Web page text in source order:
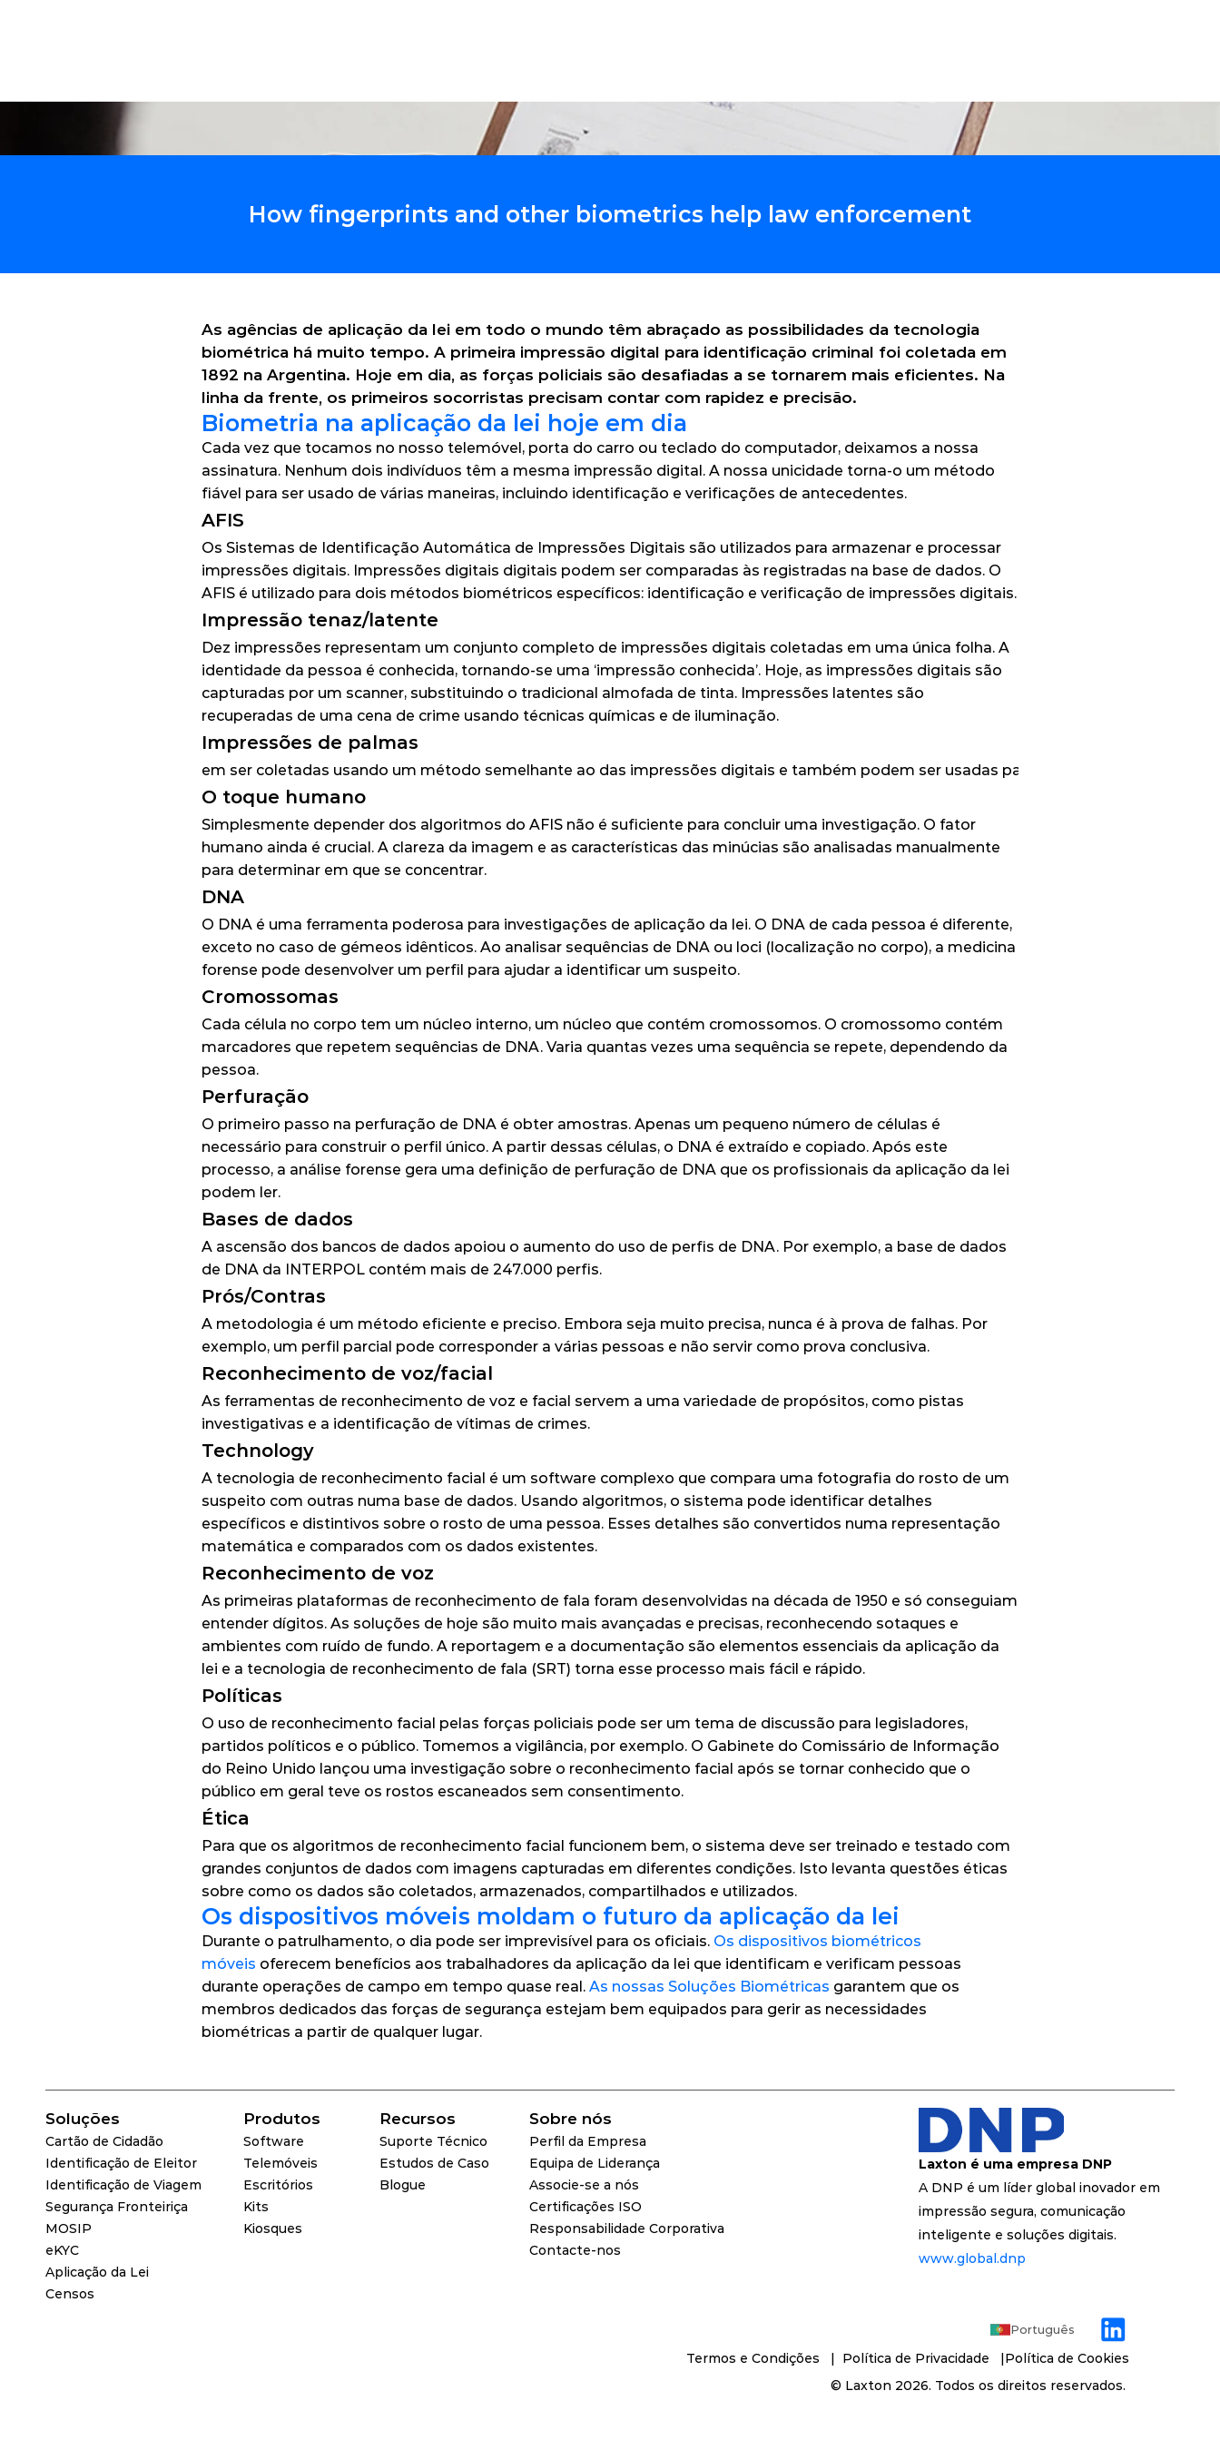
How fingerprints and other biometrics help law enforcement
As agências de aplicação da lei em todo o mundo têm abraçado as possibilidades da tecnologia
biométrica há muito tempo. A primeira impressão digital para identificação criminal foi coletada em
1892 na Argentina. Hoje em dia, as forças policiais são desafiadas a se tornarem mais eficientes. Na
linha da frente, os primeiros socorristas precisam contar com rapidez e precisão.
Biometria na aplicação da lei hoje em dia
Cada vez que tocamos no nosso telemóvel, porta do carro ou teclado do computador, deixamos a nossa
assinatura. Nenhum dois indivíduos têm a mesma impressão digital. A nossa unicidade torna-o um método
fiável para ser usado de várias maneiras, incluindo identificação e verificações de antecedentes.
AFIS
Os Sistemas de Identificação Automática de Impressões Digitais são utilizados para armazenar e processar
impressões digitais. Impressões digitais digitais podem ser comparadas às registradas na base de dados. O
AFIS é utilizado para dois métodos biométricos específicos: identificação e verificação de impressões digitais.
Impressão tenaz/latente
Dez impressões representam um conjunto completo de impressões digitais coletadas em uma única folha. A
identidade da pessoa é conhecida, tornando-se uma ‘impressão conhecida’. Hoje, as impressões digitais são
capturadas por um scanner, substituindo o tradicional almofada de tinta. Impressões latentes são
recuperadas de uma cena de crime usando técnicas químicas e de iluminação.
Impressões de palmas
impressões palmares podem ser coletadas usando um método semelhante ao das impressões digitais e também podem ser usadas para identificação por
O toque humano
Simplesmente depender dos algoritmos do AFIS não é suficiente para concluir uma investigação. O fator
humano ainda é crucial. A clareza da imagem e as características das minúcias são analisadas manualmente
para determinar em que se concentrar.
DNA
O DNA é uma ferramenta poderosa para investigações de aplicação da lei. O DNA de cada pessoa é diferente,
exceto no caso de gémeos idênticos. Ao analisar sequências de DNA ou loci (localização no corpo), a medicina
forense pode desenvolver um perfil para ajudar a identificar um suspeito.
Cromossomas
Cada célula no corpo tem um núcleo interno, um núcleo que contém cromossomos. O cromossomo contém
marcadores que repetem sequências de DNA. Varia quantas vezes uma sequência se repete, dependendo da
pessoa.
Perfuração
O primeiro passo na perfuração de DNA é obter amostras. Apenas um pequeno número de células é
necessário para construir o perfil único. A partir dessas células, o DNA é extraído e copiado. Após este
processo, a análise forense gera uma definição de perfuração de DNA que os profissionais da aplicação da lei
podem ler.
Bases de dados
A ascensão dos bancos de dados apoiou o aumento do uso de perfis de DNA. Por exemplo, a base de dados
de DNA da INTERPOL contém mais de 247.000 perfis.
Prós/Contras
A metodologia é um método eficiente e preciso. Embora seja muito precisa, nunca é à prova de falhas. Por
exemplo, um perfil parcial pode corresponder a várias pessoas e não servir como prova conclusiva.
Reconhecimento de voz/facial
As ferramentas de reconhecimento de voz e facial servem a uma variedade de propósitos, como pistas
investigativas e a identificação de vítimas de crimes.
Technology
A tecnologia de reconhecimento facial é um software complexo que compara uma fotografia do rosto de um
suspeito com outras numa base de dados. Usando algoritmos, o sistema pode identificar detalhes
específicos e distintivos sobre o rosto de uma pessoa. Esses detalhes são convertidos numa representação
matemática e comparados com os dados existentes.
Reconhecimento de voz
As primeiras plataformas de reconhecimento de fala foram desenvolvidas na década de 1950 e só conseguiam
entender dígitos. As soluções de hoje são muito mais avançadas e precisas, reconhecendo sotaques e
ambientes com ruído de fundo. A reportagem e a documentação são elementos essenciais da aplicação da
lei e a tecnologia de reconhecimento de fala (SRT) torna esse processo mais fácil e rápido.
Políticas
O uso de reconhecimento facial pelas forças policiais pode ser um tema de discussão para legisladores,
partidos políticos e o público. Tomemos a vigilância, por exemplo. O Gabinete do Comissário de Informação
do Reino Unido lançou uma investigação sobre o reconhecimento facial após se tornar conhecido que o
público em geral teve os rostos escaneados sem consentimento.
Ética
Para que os algoritmos de reconhecimento facial funcionem bem, o sistema deve ser treinado e testado com
grandes conjuntos de dados com imagens capturadas em diferentes condições. Isto levanta questões éticas
sobre como os dados são coletados, armazenados, compartilhados e utilizados.
Os dispositivos móveis moldam o futuro da aplicação da lei
Durante o patrulhamento, o dia pode ser imprevisível para os oficiais. Os dispositivos biométricos
móveis oferecem benefícios aos trabalhadores da aplicação da lei que identificam e verificam pessoas
durante operações de campo em tempo quase real. As nossas Soluções Biométricas garantem que os
membros dedicados das forças de segurança estejam bem equipados para gerir as necessidades
biométricas a partir de qualquer lugar.
Soluções
Cartão de Cidadão
Identificação de Eleitor
Identificação de Viagem
Segurança Fronteiriça
MOSIP
eKYC
Aplicação da Lei
Censos
Produtos
Software
Telemóveis
Escritórios
Kits
Kiosques
Recursos
Suporte Técnico
Estudos de Caso
Blogue
Sobre nós
Perfil da Empresa
Equipa de Liderança
Associe-se a nós
Certificações ISO
Responsabilidade Corporativa
Contacte-nos
Laxton é uma empresa DNP
A DNP é um líder global inovador em
impressão segura, comunicação
inteligente e soluções digitais.
www.global.dnp
Português
Termos e Condições | Política de Privacidade |Política de Cookies
© Laxton 2026. Todos os direitos reservados.